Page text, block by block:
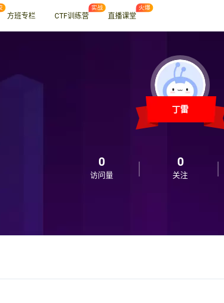
方班专栏 CTF训练营 直播课堂
丁雷
0
访问量
0
关注